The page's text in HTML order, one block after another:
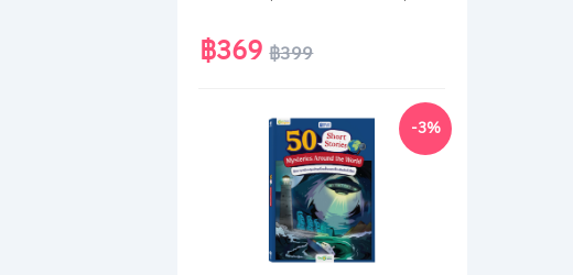
พร้อมรับฟรี! แบบทดสอบจิตวิทยาที่จะ
ช่วยทำให้คุณเข้าใจตัวเองได้ดียิ่งขึ้น
฿369฿399
-3%